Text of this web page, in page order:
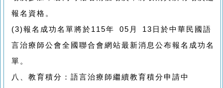
報名資格。
(3)報名成功名單將於115年 05 月 13 日於中華民國語
言治療師公會全國聯合會網站最新消息公布報名成功名
單。
八、 教育積分：語言治療師繼續教育積分申請中